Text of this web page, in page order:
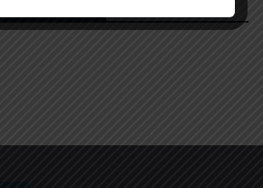
Investors